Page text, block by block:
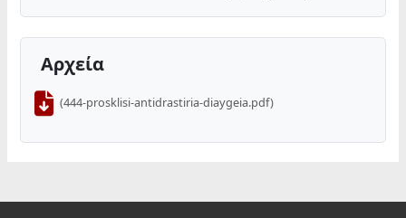
Αρχεία
(444-prosklisi-antidrastiria-diaygeia.pdf)